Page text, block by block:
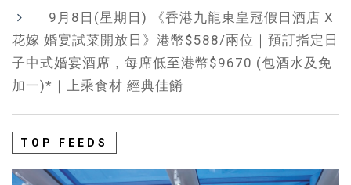
9月8日(星期日) 《香港九龍東皇冠假日酒店 X
花嫁 婚宴試菜開放日》港幣$588/兩位｜預訂指定日
子中式婚宴酒席，每席低至港幣$9670 (包酒水及免
加一)*｜上乘食材 經典佳餚
TOP FEEDS